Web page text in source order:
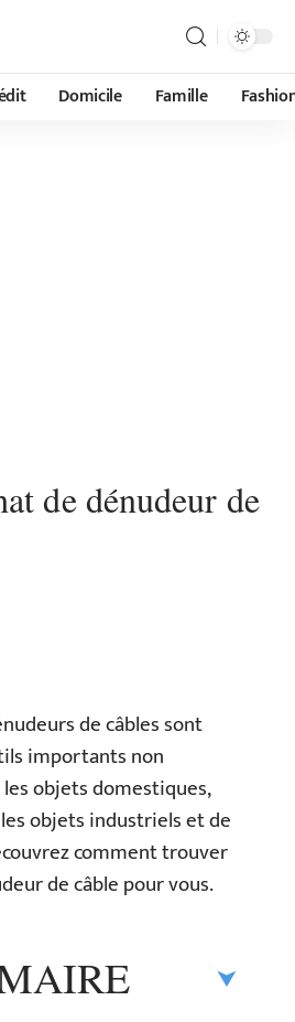
Domicile Famille
de dénudeur de
de câbles sont
importants non
objets domestiques,
objets industriels et de
comment trouver
de câble pour vous.